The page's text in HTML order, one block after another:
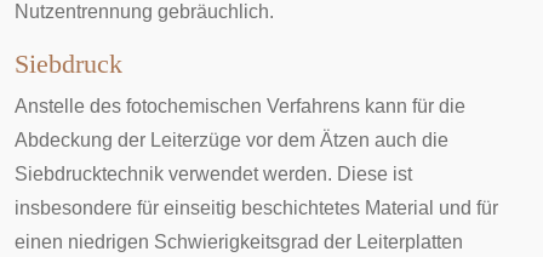
Nutzentrennung gebräuchlich.
Siebdruck
Anstelle des fotochemischen Verfahrens kann für die
Abdeckung der Leiterzüge vor dem Ätzen auch die
Siebdrucktechnik verwendet werden. Diese ist
insbesondere für einseitig beschichtetes Material und für
einen niedrigen Schwierigkeitsgrad der Leiterplatten